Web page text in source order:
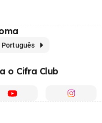
Português
o Cifra Club